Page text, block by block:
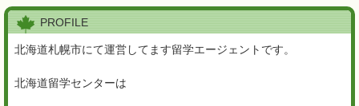
PROFILE
北海道札幌市にて運営してます留学エージェントです。
北海道留学センターは